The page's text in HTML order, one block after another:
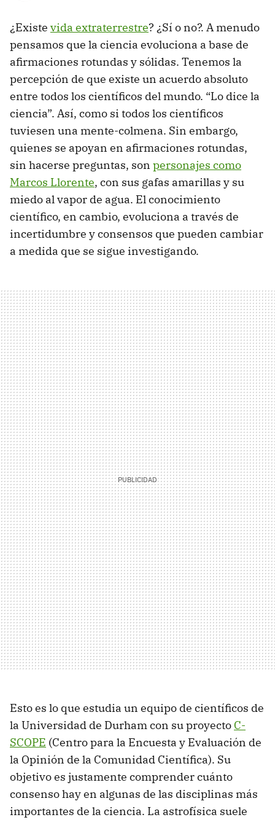
¿Existe vida extraterrestre? ¿Sí o no?. A menudo
pensamos que la ciencia evoluciona a base de
afirmaciones rotundas y sólidas. Tenemos la
percepción de que existe un acuerdo absoluto
entre todos los científicos del mundo. “Lo dice la
ciencia”. Así, como si todos los científicos
tuviesen una mente-colmena. Sin embargo,
quienes se apoyan en afirmaciones rotundas,
sin hacerse preguntas, son personajes como
Marcos Llorente, con sus gafas amarillas y su
miedo al vapor de agua. El conocimiento
científico, en cambio, evoluciona a través de
incertidumbre y consensos que pueden cambiar
a medida que se sigue investigando.
Esto es lo que estudia un equipo de científicos de
la Universidad de Durham con su proyecto C-
SCOPE (Centro para la Encuesta y Evaluación de
la Opinión de la Comunidad Científica). Su
objetivo es justamente comprender cuánto
consenso hay en algunas de las disciplinas más
importantes de la ciencia. La astrofísica suele